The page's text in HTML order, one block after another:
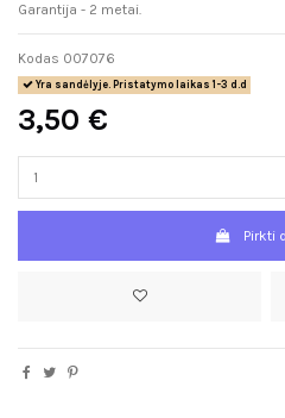
Garantija - 2 metai.
Kodas 007076
Yra sandėlyje. Pristatymo laikas 1-3 d.d
3,50 €
Pirkti